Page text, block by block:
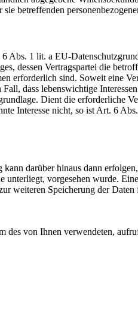
betreffenden
Abs. 1 lit. a EU-
dessen Vertragspartei die
erforderlich sind. Soweit eine
dass lebenswichtige
Dient die erforderliche
Interesse nicht, so ist Art. 6
darüber hinaus dann
vorgesehen wurde.
weiteren Speicherung der Daten
von Ihnen verwendeten,